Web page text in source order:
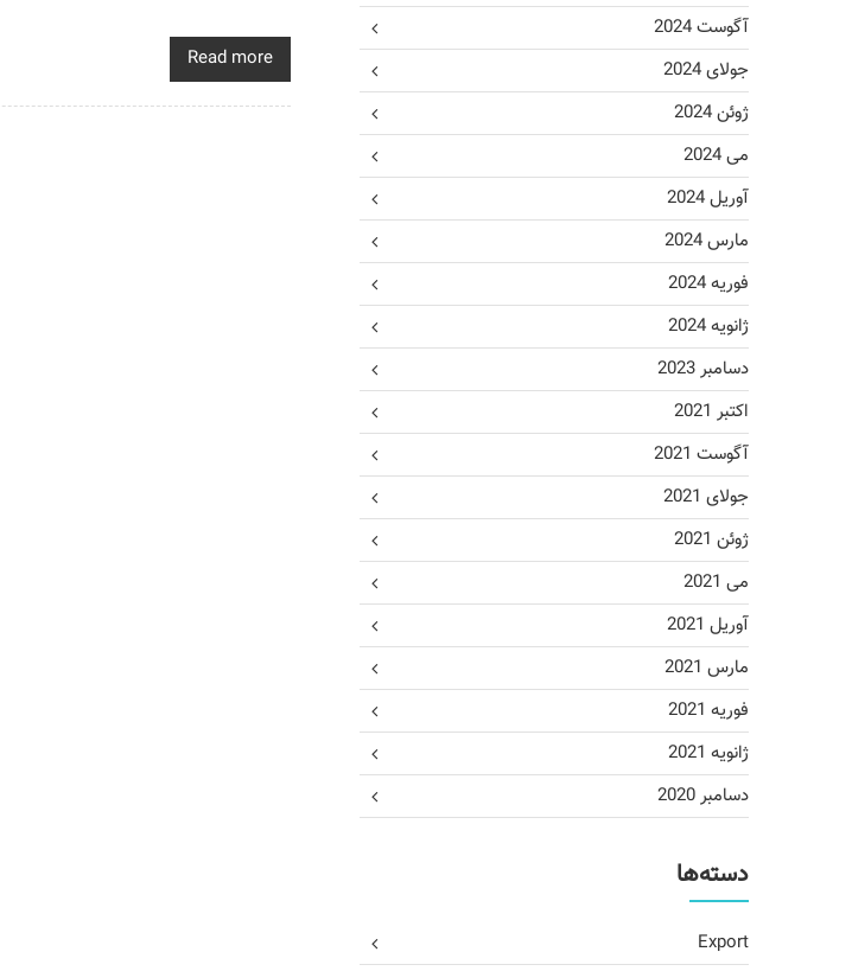
Read more
آگوست 2024
جولای 2024
ژوئن 2024
می 2024
آوریل 2024
مارس 2024
فوریه 2024
ژانویه 2024
دسامبر 2023
اکتبر 2021
آگوست 2021
جولای 2021
ژوئن 2021
می 2021
آوریل 2021
مارس 2021
فوریه 2021
ژانویه 2021
دسامبر 2020
دسته‌ها
Export